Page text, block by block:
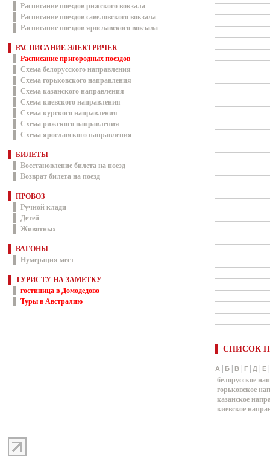
Расписание поездов рижского вокзала
Расписание поездов савеловского вокзала
Расписание поездов ярославского вокзала
РАСПИСАНИЕ ЭЛЕКТРИЧЕК
Расписание пригородных поездов
Схема белорусского направления
Схема горьковского направления
Схема казанского направления
Схема киевского направления
Схема курского направления
Схема рижского направления
Схема ярославского направления
БИЛЕТЫ
Восстановление билета на поезд
Возврат билета на поезд
ПРОВОЗ
Ручной клади
Детей
Животных
ВАГОНЫ
Нумерация мест
ТУРИСТУ НА ЗАМЕТКУ
гостиница в Домодедово
Туры в Австралию
СПИСОК
А Б В Г Д Е
белорусское
горьковское
казанское
киевское